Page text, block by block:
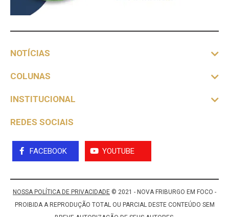
NOTÍCIAS
COLUNAS
INSTITUCIONAL
REDES SOCIAIS
FACEBOOK YOUTUBE
NOSSA POLÍTICA DE PRIVACIDADE © 2021 - NOVA FRIBURGO EM FOCO -
PROIBIDA A REPRODUÇÃO TOTAL OU PARCIAL DESTE CONTEÚDO SEM